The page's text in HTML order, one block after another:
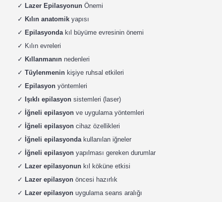
✓ Lazer Epilasyonun Önemi
✓ Kılın anatomik yapısı
✓ Epilasyonda kıl büyüme evresinin önemi
✓ Kılın evreleri
✓ Kıllanmanın nedenleri
✓ Tüylenmenin kişiye ruhsal etkileri
✓ Epilasyon yöntemleri
✓
Işıklı epilasyon sistemleri (laser)
✓
İğneli epilasyon ve uygulama yöntemleri
✓
İğneli epilasyon cihaz özellikleri
✓
İğneli epilasyonda kullanılan iğneler
✓
İğneli epilasyon yapılması gereken durumlar
✓ Lazer epilasyonun kıl köküne etkisi
✓ Lazer epilasyon öncesi hazırlık
✓ Lazer epilasyon uygulama seans aralığı